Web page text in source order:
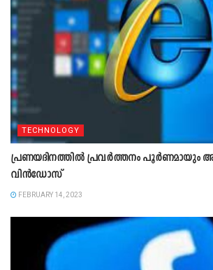
TECHNOLOGY
പ്രണയദിനത്തിൽ പ്രവർത്തനം പൂർണമായും
വിൻഡോസ്
FEBRUARY 14, 2023